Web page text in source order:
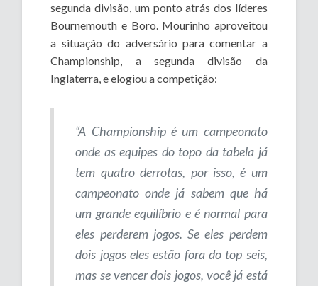
segunda divisão, um ponto atrás dos líderes
Bournemouth e Boro. Mourinho aproveitou
a situação do adversário para comentar a
Championship, a segunda divisão da
Inglaterra, e elogiou a competição:
“A Championship é um campeonato
onde as equipes do topo da tabela já
tem quatro derrotas, por isso, é um
campeonato onde já sabem que há
um grande equilíbrio e é normal para
eles perderem jogos. Se eles perdem
dois jogos eles estão fora do top seis,
mas se vencer dois jogos, você já está